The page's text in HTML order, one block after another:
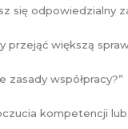
się odpowiedzialny
przejąć większą
zasady współpracy?”
kompetencji